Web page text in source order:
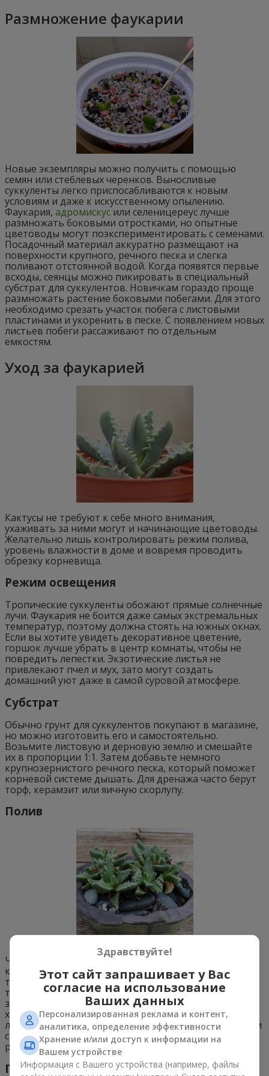
Размножение фаукарии
Новые экземпляры можно получить с помощью
семян или стеблевых черенков. Выносливые
суккуленты легко приспосабливаются к новым
условиям и даже к искусственному опылению.
Фаукария, адромискусили селеницереус лучше
размножать боковыми отростками, но опытные
цветоводы могут поэкспериментировать с семенами.
Посадочный материал аккуратно размещают на
поверхности крупного, речного песка и слегка
поливают отстоянной водой. Когда появятся первые
всходы, сеянцы можно пикировать в специальный
субстрат для суккулентов. Новичкам гораздо проще
размножать растение боковыми побегами. Для этого
необходимо срезать участок побега с листовыми
пластинами и укоренить в песке. С появлением новых
листьев побеги рассаживают по отдельным
емкостям.
Уход за фаукарией
Кактусы не требуют к себе много внимания,
ухаживать за ними могут и начинающие цветоводы.
Желательно лишь контролировать режим полива,
уровень влажности в доме и вовремя проводить
обрезку корневища.
Режим освещения
Тропические суккуленты обожают прямые солнечные
лучи. Фаукария не боится даже самых экстремальных
температур, поэтому должна стоять на южных окнах.
Если вы хотите увидеть декоративное цветение,
горшок лучше убрать в центр комнаты, чтобы не
повредить лепестки. Экзотические листья не
привлекают пчел и мух, зато могут создать
домашний уют даже в самой суровой атмосфере.
Субстрат
Обычно грунт для суккулентов покупают в магазине,
но можно изготовить его и самостоятельно.
Возьмите листовую и дерновую землю и смешайте
их в пропорции 1:1. Затем добавьте немного
крупнозернистого речного песка, который поможет
корневой системе дышать. Для дренажа часто берут
торф, керамзит или яичную скорлупу.
Полив
Частые поливы и опрыскивания могут навредить
кактусу. Растение опрыскивают из пульверизатора
только в засушливый период. Полив осуществляют
только под корень, следите за тем, чтобы вода не
застаивалась. Всю необходимую влагу суккулент
хранит в своих мясистых листьях. От пыли и грязи
листовые пластины протирают влажной тряпкой или
специальной щеточкой. Зимой специалисты
рекомендуют сухое содержание.
Пересадка
Здравствуйте!
Этот сайт запрашивает у Вас
согласие на использование
Ваших данных
Персонализированная реклама и контент,
аналитика, определение эффективности
Хранение и/или доступ к информации на
Вашем устройстве
Информация с Вашего устройства (например, файлы